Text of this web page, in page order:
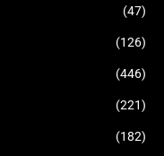
(47)
(126)
(446)
(221)
(182)